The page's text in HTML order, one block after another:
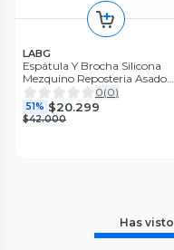
LABG
Espátula Y Brocha Silicona
Mezquino Reposteria Asado
Verde
0(0)
51% $20.299
$42.000
Has visto